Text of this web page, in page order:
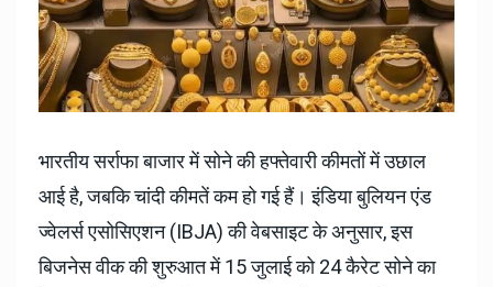
भारतीय सर्राफा बाजार में सोने की हफ्तेवारी कीमतों में उछाल
आई है, जबकि चांदी कीमतें कम हो गई हैं। इंडिया बुलियन एंड
ज्वेलर्स एसोसिएशन (IBJA) की वेबसाइट के अनुसार, इस
बिजनेस वीक की शुरुआत में 15 जुलाई को 24 कैरेट सोने का